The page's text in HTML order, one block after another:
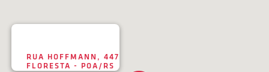
RUA HOFFMANN, 447
FLORESTA - POA/RS